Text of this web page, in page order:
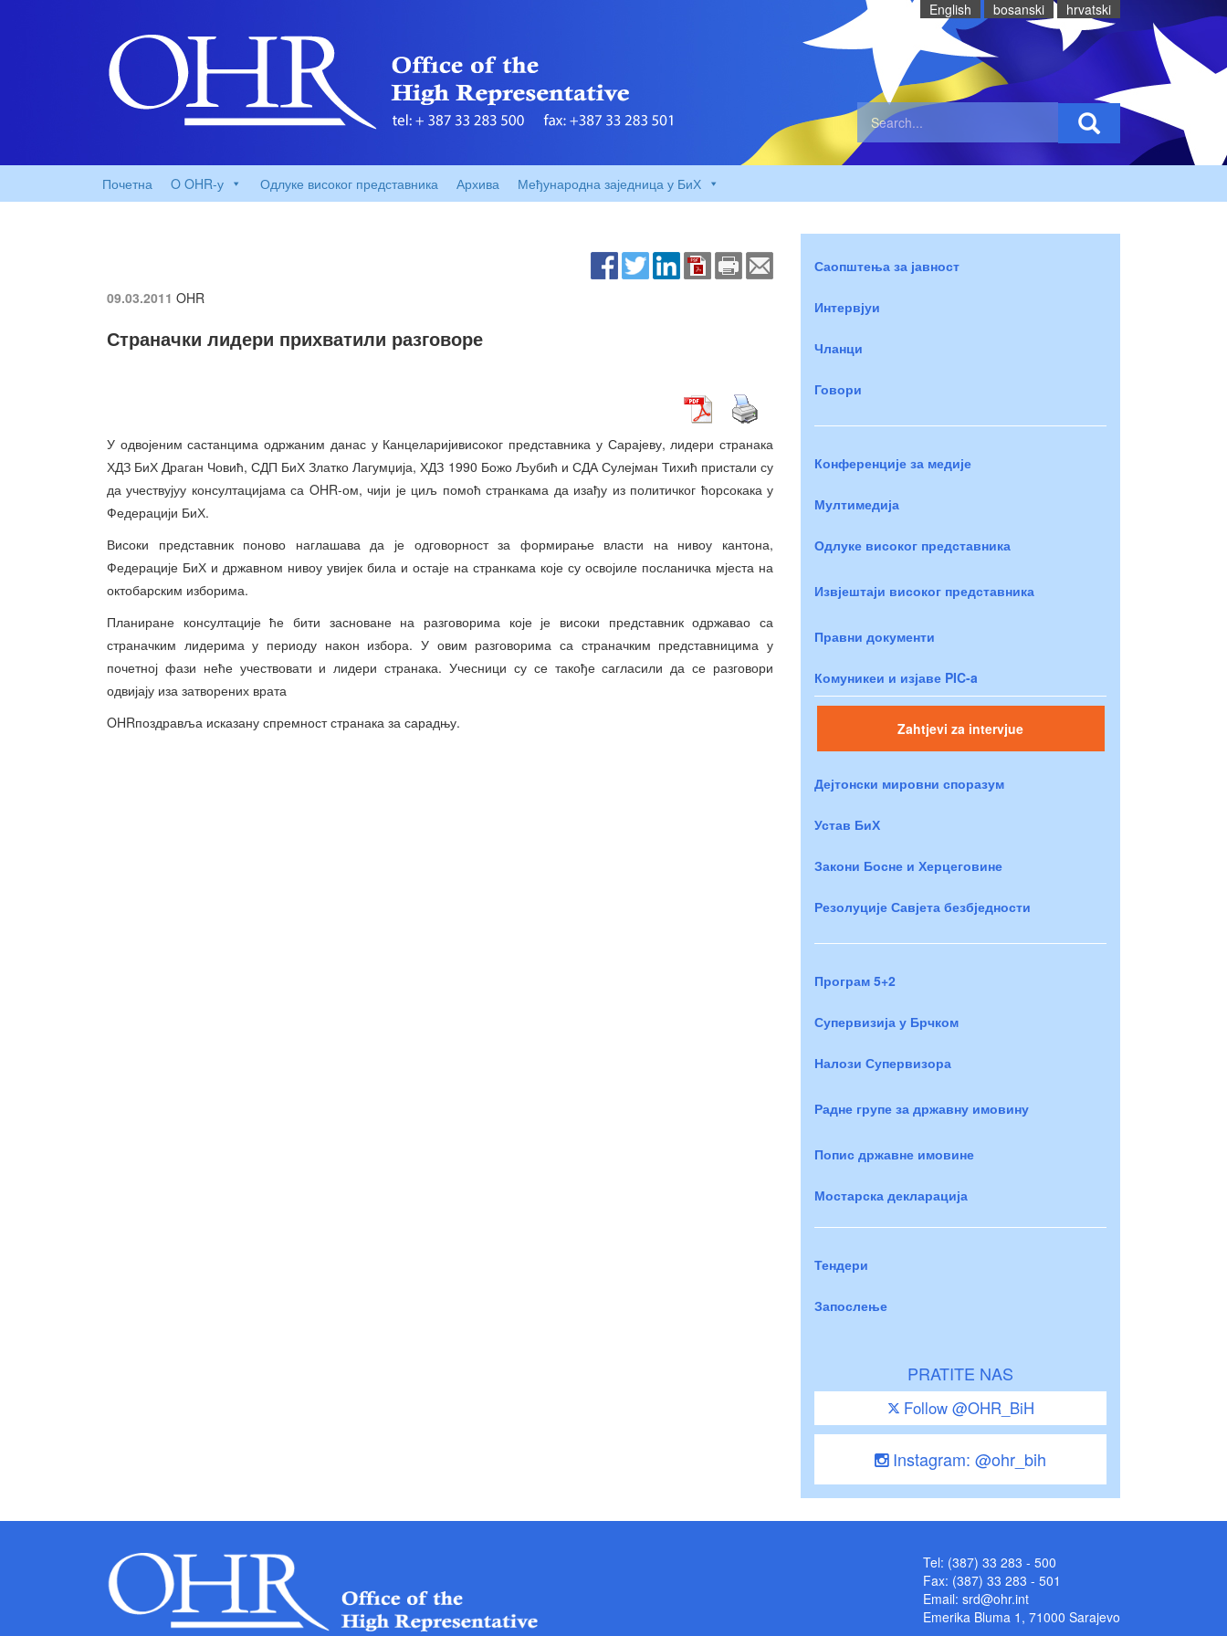
English bosanski hrvatski
Почетна O OHR-у Одлуке високог представника Архива Међународна заједница у БиХ
09.03.2011 OHR
Страначки лидери прихватили разговоре
У одвојеним састанцима одржаним данас у Канцеларијивисоког представника у Сарајеву, лидери странака
ХДЗ БиХ Драган Човић, СДП БиХ Златко Лагумџија, ХДЗ 1990 Божо Љубић и СДА Сулејман Тихић пристали су
да учествујуу консултацијама са OHR-ом, чији је циљ помоћ странкама да изађу из политичког ћорсокака у
Федерацији БиХ.
Високи представник поново наглашава да је одговорност за формирање власти на нивоу кантона,
Федерације БиХ и државном нивоу увијек била и остаје на странкама које су освојиле посланичка мјеста на
октобарским изборима.
Планиране консултације ће бити засноване на разговорима које је високи представник одржавао са
страначким лидерима у периоду након избора. У овим разговорима са страначким представницима у
почетној фази неће учествовати и лидери странака. Учесници су се такође сагласили да се разговори
одвијају иза затворених врата
OHRпоздравља исказану спремност странака за сарадњу.
Саопштења за јавност
Интервјуи
Чланци
Говори
Конференције за медије
Мултимедија
Одлуке високог представника
Извјештаји високог представника
Правни документи
Комуникеи и изјаве PIC-a
Zahtjevi za intervjue
Дејтонски мировни споразум
Устав БиХ
Закони Босне и Херцеговине
Резолуције Савјета безбједности
Програм 5+2
Супервизија у Брчком
Налози Супервизора
Радне групе за државну имовину
Попис државне имовине
Мостарска декларација
Тендери
Запослење
PRATITE NAS
Follow @OHR_BiH
Instagram: @ohr_bih
Tel: (387) 33 283 - 500
Fax: (387) 33 283 - 501
Email: srd@ohr.int
Emerika Bluma 1, 71000 Sarajevo